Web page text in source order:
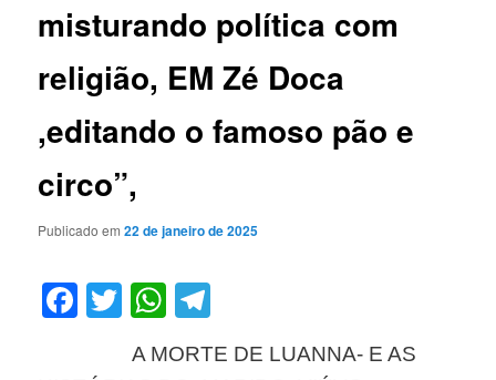
misturando política com
religião, EM Zé Doca
,editando o famoso pão e
circo”,
Publicado em22 de janeiro de 2025
Facebook
TwitterWhatsApp
A MORTE DE LUANNA- E AS